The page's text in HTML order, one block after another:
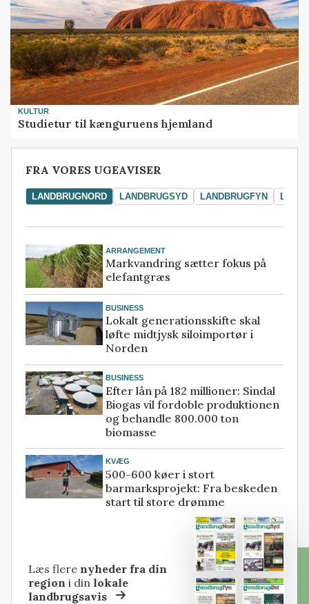
KULTUR
Studietur til kænguruens hjemland
FRA VORES UGEAVISER
LANDBRUGNORD LANDBRUGSYD LANDBRUGFYN
ARRANGEMENT
Markvandring sætter fokus på
elefantgræs
BUSINESS
Lokalt generationsskifte skal
løfte midtjysk siloimportør i
Norden
BUSINESS
Efter lån på 182 millioner: Sindal
Biogas vil fordoble produktionen
og behandle 800.000 ton
biomasse
KVÆG
500-600 køer i stort
barmarksprojekt: Fra beskeden
start til store drømme
Læs flere nyheder fra din
region i dinlokale
landbrugsavis